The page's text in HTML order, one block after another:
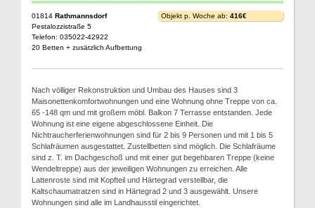
01814 Rathmannsdorf
Pestalozzistraße 5
Telefon: 035022-42922
20 Betten + zusätzlich Aufbettung
Objekt p. Woche ab: 416€
Nach völliger Rekonstruktion und Umbau des Hauses sind 3
Maisonettenkomfortwohnungen und eine Wohnung ohne Treppe von ca.
65 -148 qm und mit großem möbl. Balkon 7 Terrasse entstanden. Jede
Wohnung ist eine eigene abgeschlossene Einheit. Die
Nichtraucherferienwohnungen sind für 2 bis 9 Personen und mit 1 bis 5
Schlafräumen ausgestattet. Zustellbetten sind möglich. Die Schlafräume
sind z. T. im Dachgeschoß und mit einer gut begehbaren Treppe (keine
Wendeltreppe) aus der jeweiligen Wohnungen zu erreichen. Alle
Lattenroste sind mit Kopfteil und Härtegrad verstellbar, die
Kaltschaumatratzen sind in Härtegrad 2 und 3 ausgewählt. Unsere
Wohnungen sind alle im Landhausstil eingerichtet.